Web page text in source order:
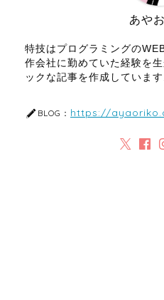
あや
特技はプログラミングの
作会社に勤めていた経験を
ックな記事を作成しています
BLOG： https://